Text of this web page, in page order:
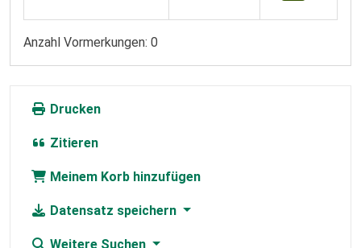
Anzahl Vormerkungen: 0
Drucken
Zitieren
Meinem Korb hinzufügen
Datensatz speichern
Weitere Suchen